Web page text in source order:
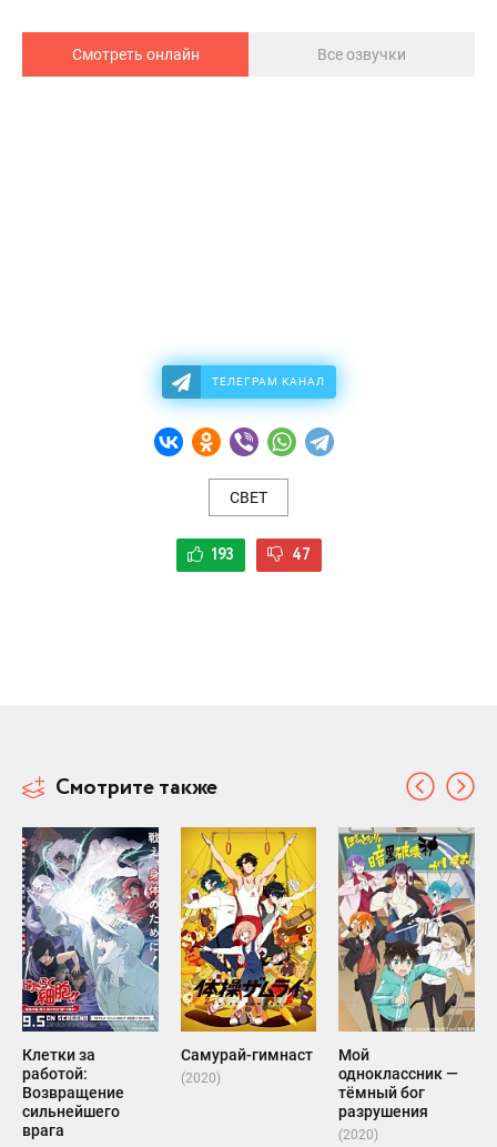
Смотреть онлайн Все озвучки
ТЕЛЕГРАМ КАНАЛ
СВЕТ
193 47
Смотрите также
Клетки за
работой:
Возвращение
сильнейшего
врага
Самурай-гимнаст
(2020)
Мой
одноклассник —
тёмный бог
разрушения
(2020)